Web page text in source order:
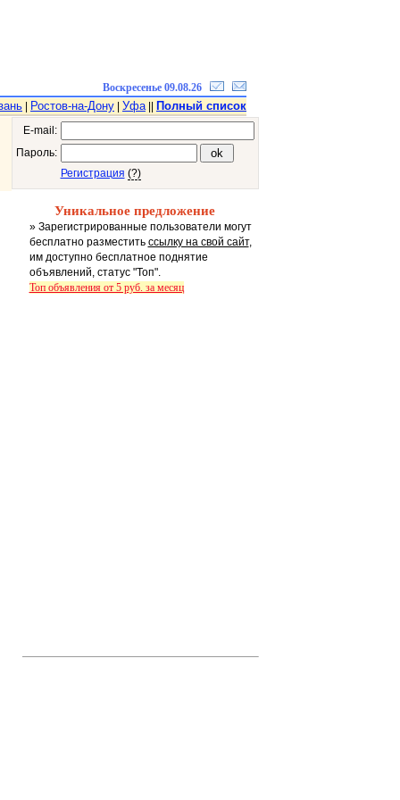
Воскресенье 09.08.26
Ростов-на-Дону Уфа|| Полный список
E-mail:
Пароль:
Регистрация (?)
Уникальное предложение
» Зарегистрированные пользователи могут
бесплатно разместить ссылку на свой сайт,
им доступно бесплатное поднятие
объявлений, статус "Топ".
Топ объявления от 5 руб. за месяц